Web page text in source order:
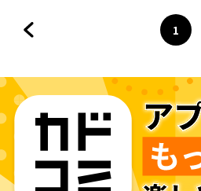
ページ
1
へ